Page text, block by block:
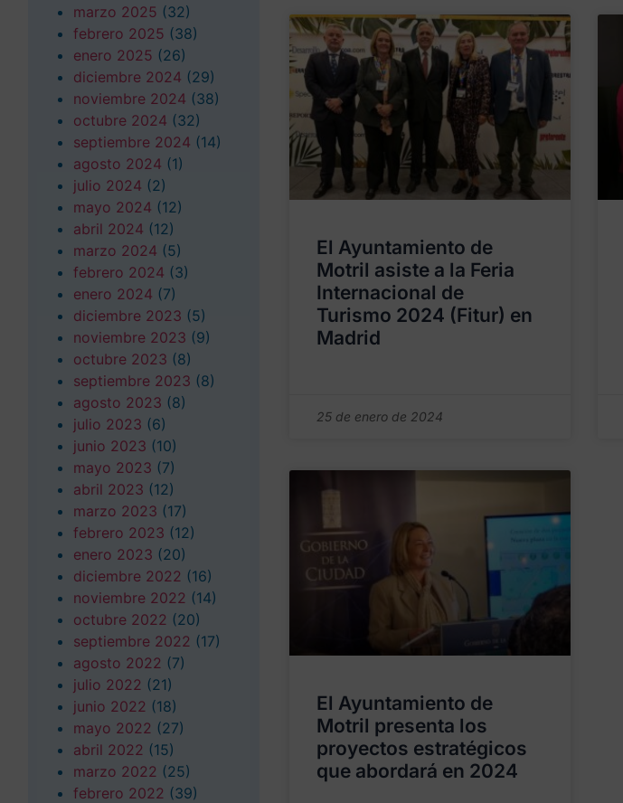
marzo 2025 (32)
febrero 2025 (38)
enero 2025 (26)
diciembre 2024 (29)
noviembre 2024 (38)
octubre 2024 (32)
septiembre 2024 (14)
agosto 2024 (1)
julio 2024 (2)
mayo 2024 (12)
abril 2024 (12)
marzo 2024 (5)
febrero 2024 (3)
enero 2024 (7)
diciembre 2023 (5)
noviembre 2023 (9)
octubre 2023 (8)
septiembre 2023 (8)
agosto 2023 (8)
julio 2023 (6)
junio 2023 (10)
mayo 2023 (7)
abril 2023 (12)
marzo 2023 (17)
febrero 2023 (12)
enero 2023 (20)
diciembre 2022 (16)
noviembre 2022 (14)
octubre 2022 (20)
septiembre 2022 (17)
agosto 2022 (7)
julio 2022 (21)
junio 2022 (18)
mayo 2022 (27)
abril 2022 (15)
marzo 2022 (25)
febrero 2022 (39)
El Ayuntamiento de
Motril asiste a la Feria
Internacional de
Turismo 2024 (Fitur) en
Madrid
25 de enero de 2024
El Ayuntamiento de
Motril presenta los
proyectos estratégicos
que abordará en 2024